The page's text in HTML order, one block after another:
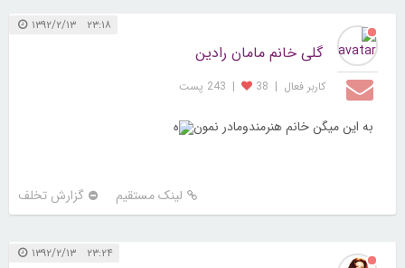
۲۳:۱۸ ۱۳۹۲/۲/۱۳
گلی خانم مامان رادین
کاربر فعال |
38
| 243 پست
به این میگن خانم هنرمندومادر نمون ه
لینک مستقیم گزارش تخلف
۲۳:۲۴ ۱۳۹۲/۲/۱۳